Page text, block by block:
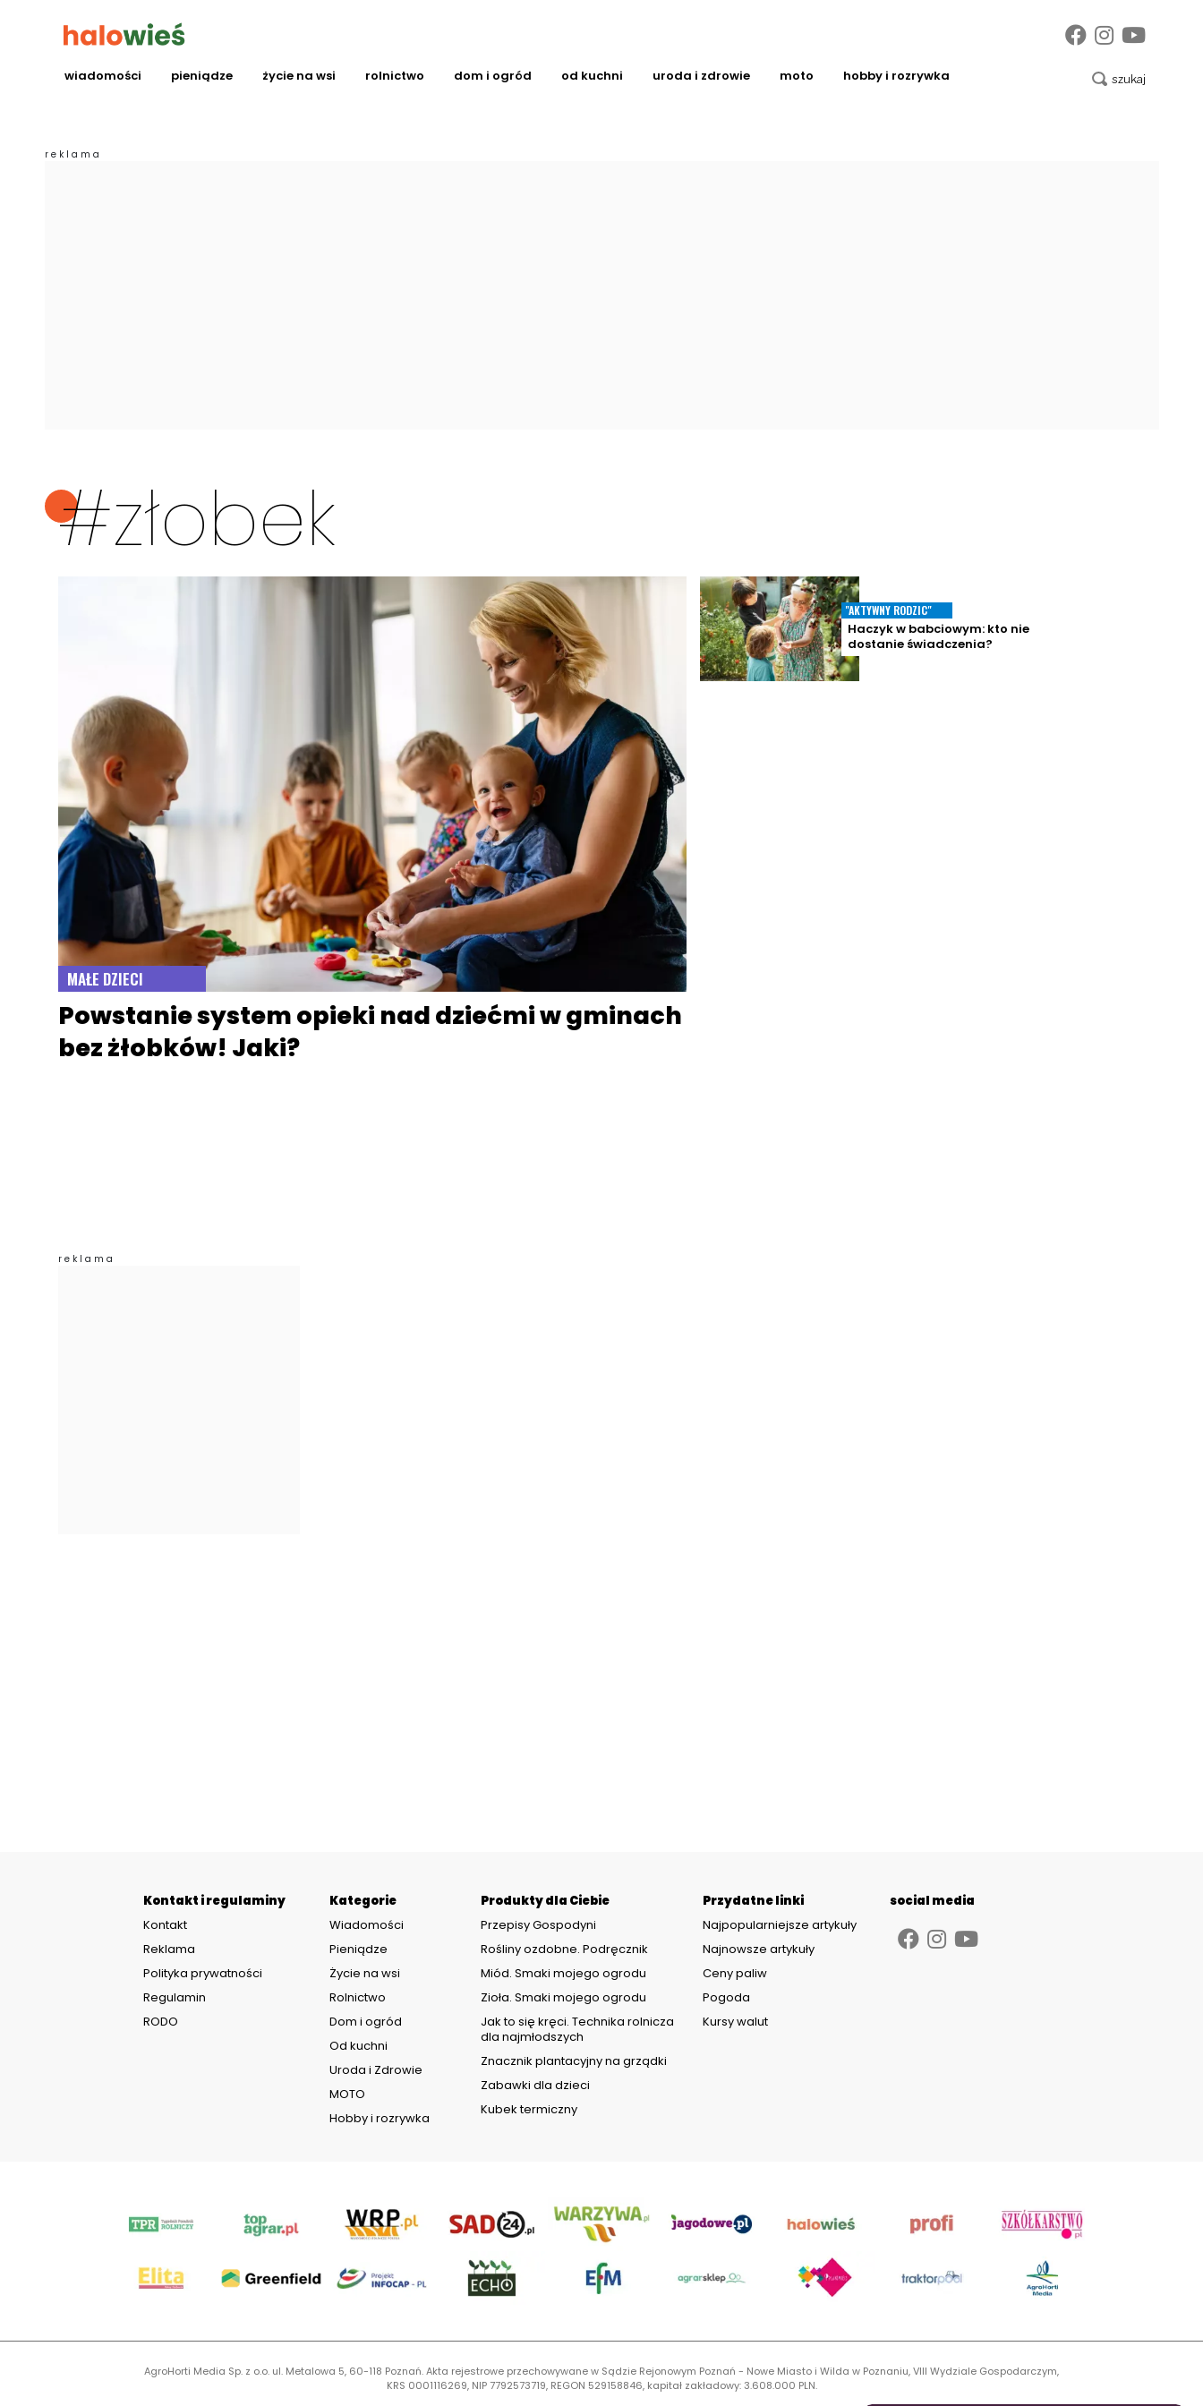
wiadomości pieniądze życie na wsi rolnictwo dom i ogród od kuchni uroda i zdrowie moto hobby i rozrywka
#złobek
MAŁE DZIECI
Powstanie system opieki nad dziećmi w gminach
bez żłobków! Jaki?
"AKTYWNY RODZIC"
Haczyk w babciowym: kto nie
dostanie świadczenia?
Kontakt i regulaminy
Kontakt
Reklama
Polityka prywatności
Regulamin
RODO
Kategorie
Wiadomości
Pieniądze
Życie na wsi
Rolnictwo
Dom i ogród
Od kuchni
Uroda i Zdrowie
MOTO
Hobby i rozrywka
Produkty dla Ciebie
Przepisy Gospodyni
Rośliny ozdobne. Podręcznik
Miód. Smaki mojego ogrodu
Zioła. Smaki mojego ogrodu
Jak to się kręci. Technika rolnicza
dla najmłodszych
Znacznik plantacyjny na grządki
Zabawki dla dzieci
Kubek termiczny
Przydatne linki
Najpopularniejsze artykuły
Najnowsze artykuły
Ceny paliw
Pogoda
Kursy walut
social media
AgroHorti Media Sp. z o.o. ul. Metalowa 5, 60-118 Poznań. Akta rejestrowe przechowywane w Sądzie Rejonowym Poznań - Nowe Miasto i Wilda w Poznaniu, VIII Wydziale Gospodarczym,
KRS 0001116269, NIP 7792573719, REGON 529158846, kapitał zakładowy: 3.608.000 PLN.